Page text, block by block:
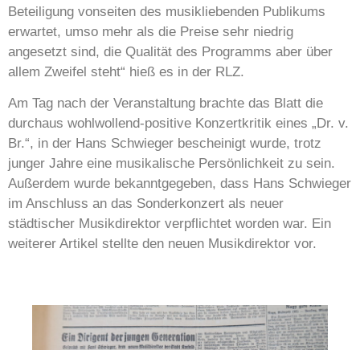
Beteiligung vonseiten des musikliebenden Publikums
erwartet, umso mehr als die Preise sehr niedrig
angesetzt sind, die Qualität des Programms aber über
allem Zweifel steht“ hieß es in der RLZ.
Am Tag nach der Veranstaltung brachte das Blatt die
durchaus wohlwollend-positive Konzertkritik eines „Dr. v.
Br.“, in der Hans Schwieger bescheinigt wurde, trotz
junger Jahre eine musikalische Persönlichkeit zu sein.
Außerdem wurde bekanntgegeben, dass Hans Schwieger
im Anschluss an das Sonderkonzert als neuer
städtischer Musikdirektor verpflichtet worden war. Ein
weiterer Artikel stellte den neuen Musikdirektor vor.